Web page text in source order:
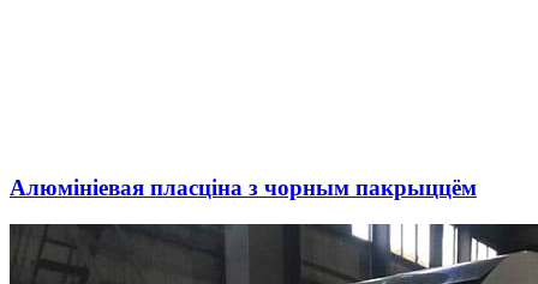
Алюмініевая пласціна з чорным пакрыццём